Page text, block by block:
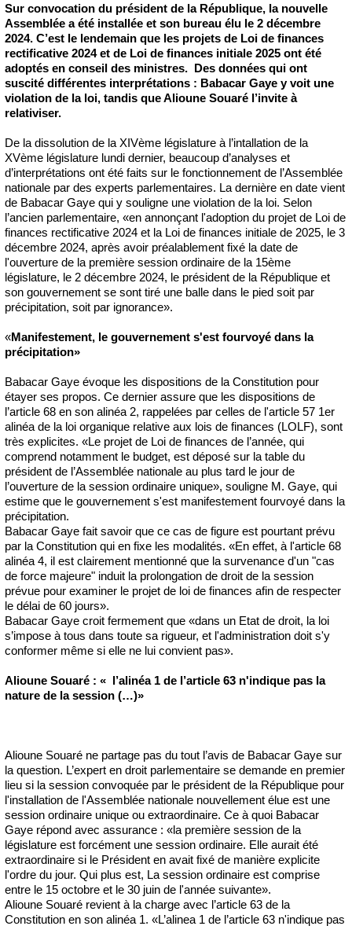
Sur convocation du président de la République, la nouvelle
Assemblée a été installée et son bureau élu le 2 décembre
2024. C’est le lendemain que les projets de Loi de finances
rectificative 2024 et de Loi de finances initiale 2025 ont été
adoptés en conseil des ministres. Des données qui ont
suscité différentes interprétations : Babacar Gaye y voit une
violation de la loi, tandis que Alioune Souaré l’invite à
relativiser.
De la dissolution de la XIVème législature à l’intallation de la
XVème législature lundi dernier, beaucoup d’analyses et
d’interprétations ont été faits sur le fonctionnement de l’Assemblée
nationale par des experts parlementaires. La dernière en date vient
de Babacar Gaye qui y souligne une violation de la loi. Selon
l’ancien parlementaire, «en annonçant l'adoption du projet de Loi de
finances rectificative 2024 et la Loi de finances initiale de 2025, le 3
décembre 2024, après avoir préalablement fixé la date de
l'ouverture de la première session ordinaire de la 15ème
législature, le 2 décembre 2024, le président de la République et
son gouvernement se sont tiré une balle dans le pied soit par
précipitation, soit par ignorance».
«Manifestement, le gouvernement s'est fourvoyé dans la
précipitation»
Babacar Gaye évoque les dispositions de la Constitution pour
étayer ses propos. Ce dernier assure que les dispositions de
l’article 68 en son alinéa 2, rappelées par celles de l'article 57 1er
alinéa de la loi organique relative aux lois de finances (LOLF), sont
très explicites. «Le projet de Loi de finances de l’année, qui
comprend notamment le budget, est déposé sur la table du
président de l’Assemblée nationale au plus tard le jour de
l’ouverture de la session ordinaire unique», souligne M. Gaye, qui
estime que le gouvernement s'est manifestement fourvoyé dans la
précipitation.
Babacar Gaye fait savoir que ce cas de figure est pourtant prévu
par la Constitution qui en fixe les modalités. «En effet, à l'article 68
alinéa 4, il est clairement mentionné que la survenance d'un "cas
de force majeure" induit la prolongation de droit de la session
prévue pour examiner le projet de loi de finances afin de respecter
le délai de 60 jours».
Babacar Gaye croit fermement que «dans un Etat de droit, la loi
s’impose à tous dans toute sa rigueur, et l'administration doit s'y
conformer même si elle ne lui convient pas».
Alioune Souaré : « l’alinéa 1 de l’article 63 n'indique pas la
nature de la session (…)»
Alioune Souaré ne partage pas du tout l’avis de Babacar Gaye sur
la question. L’expert en droit parlementaire se demande en premier
lieu si la session convoquée par le président de la République pour
l'installation de l'Assemblée nationale nouvellement élue est une
session ordinaire unique ou extraordinaire. Ce à quoi Babacar
Gaye répond avec assurance : «la première session de la
législature est forcément une session ordinaire. Elle aurait été
extraordinaire si le Président en avait fixé de manière explicite
l'ordre du jour. Qui plus est, La session ordinaire est comprise
entre le 15 octobre et le 30 juin de l'année suivante».
Alioune Souaré revient à la charge avec l’article 63 de la
Constitution en son alinéa 1. «L’alinea 1 de l’article 63 n'indique pas